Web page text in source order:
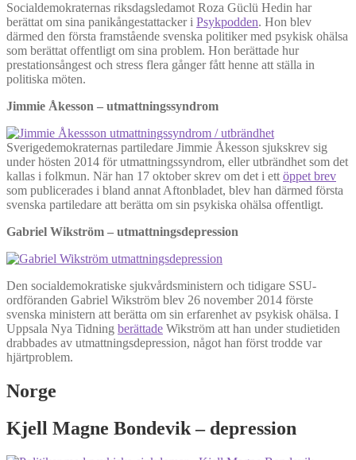
Socialdemokraternas riksdagsledamot Roza Güclü Hedin har
berättat om sina panikångestattacker i Psykpodden. Hon blev
därmed den första framstående svenska politiker med psykisk ohälsa
som berättat offentligt om sina problem. Hon berättade hur
prestationsångest och stress flera gånger fått henne att ställa in
politiska möten.
Jimmie Åkesson – utmattningssyndrom
Sverigedemokraternas partiledare Jimmie Åkesson sjukskrev sig
under hösten 2014 för utmattningssyndrom, eller utbrändhet som det
kallas i folkmun. När han 17 oktober skrev om det i ettöppet brev
som publicerades i bland annat Aftonbladet, blev han därmed första
svenska partiledare att berätta om sin psykiska ohälsa offentligt.
Gabriel Wikström – utmattningsdepression
Den socialdemokratiske sjukvårdsministern och tidigare SSU-
ordföranden Gabriel Wikström blev 26 november 2014 förste
svenska ministern att berätta om sin erfarenhet av psykisk ohälsa. I
Uppsala Nya Tidning berättade Wikström att han under studietiden
drabbades av utmattningsdepression, något han först trodde var
hjärtproblem.
Norge
Kjell Magne Bondevik – depression